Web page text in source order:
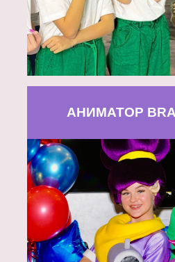
АНИМАТОР